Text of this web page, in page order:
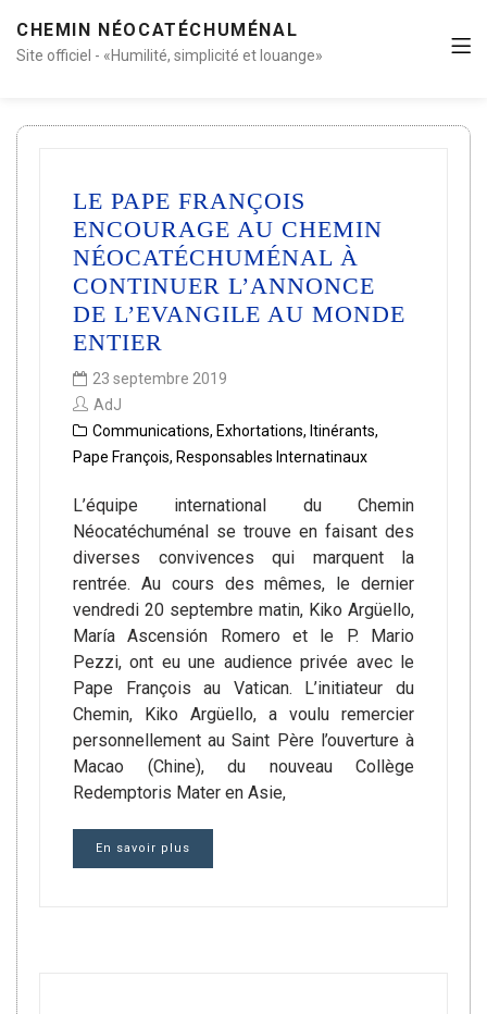
CHEMIN NÉOCATÉCHUMÉNAL
Site officiel - «Humilité, simplicité et louange»
LE PAPE FRANÇOIS
ENCOURAGE AU CHEMIN
NÉOCATÉCHUMÉNAL À
CONTINUER L’ANNONCE
DE L’EVANGILE AU MONDE
ENTIER
23 septembre 2019
AdJ
Communications, Exhortations, Itinérants,
Pape François, Responsables Internatinaux
L’équipe international du Chemin
Néocatéchuménal se trouve en faisant des
diverses convivences qui marquent la
rentrée. Au cours des mêmes, le dernier
vendredi 20 septembre matin, Kiko Argüello,
María Ascensión Romero et le P. Mario
Pezzi, ont eu une audience privée avec le
Pape François au Vatican. L’initiateur du
Chemin, Kiko Argüello, a voulu remercier
personnellement au Saint Père l’ouverture à
Macao (Chine), du nouveau Collège
Redemptoris Mater en Asie,
En savoir plus